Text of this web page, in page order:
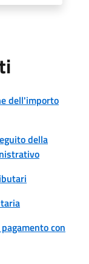
dell'importo
della
con